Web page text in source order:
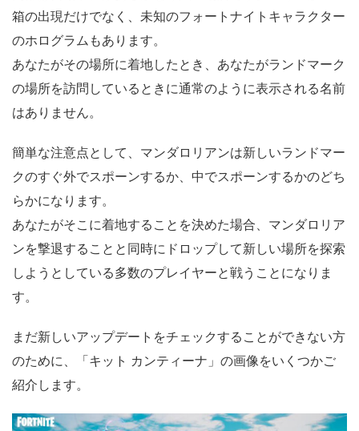
箱の出現だけでなく、未知のフォートナイトキャラクター
のホログラムもあります。
あなたがその場所に着地したとき、あなたがランドマーク
の場所を訪問しているときに通常のように表示される名前
はありません。
簡単な注意点として、マンダロリアンは新しいランドマー
クのすぐ外でスポーンするか、中でスポーンするかのどち
らかになります。
あなたがそこに着地することを決めた場合、マンダロリア
ンを撃退することと同時にドロップして新しい場所を探索
しようとしている多数のプレイヤーと戦うことになりま
す。
まだ新しいアップデートをチェックすることができない方
のために、「キット カンティーナ」の画像をいくつかご
紹介します。